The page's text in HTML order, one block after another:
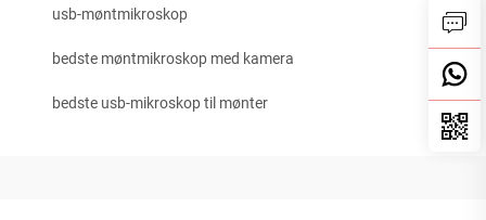
usb-møntmikroskop
bedste møntmikroskop med kamera
bedste usb-mikroskop til mønter